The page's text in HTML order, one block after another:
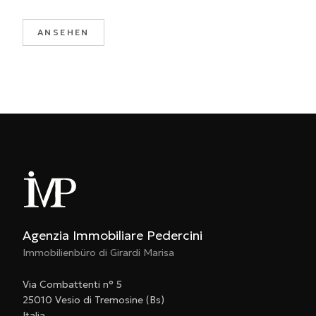
ANSEHEN
Agenzia Immobiliare Pedercini
Immobilienbüro di Girardi Marisa
Via Combattenti n° 5
25010 Vesio di Tremosine (Bs)